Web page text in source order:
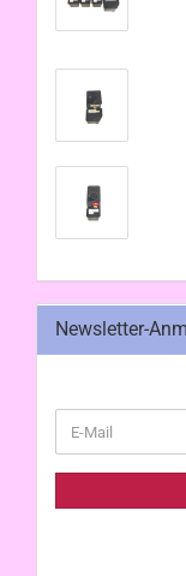
Newsletter-
ZUR
E-
Mail